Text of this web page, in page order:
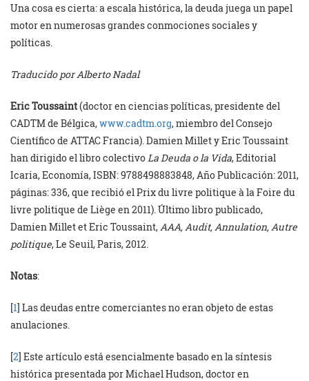
Una cosa es cierta: a escala histórica, la deuda juega un papel
motor en numerosas grandes conmociones sociales y
políticas.
Traducido por Alberto Nadal
Eric Toussaint(doctor en ciencias políticas, presidente del
CADTM de Bélgica,www.cadtm.org, miembro del Consejo
Científico de ATTAC Francia). Damien Millet y Eric Toussaint
han dirigido el libro colectivo La Deuda o la Vida, Editorial
Icaria, Economía, ISBN: 9788498883848, Año Publicación: 2011,
páginas: 336, que recibió el Prix du livre politique à la Foire du
livre politique de Liège en 2011). Último libro publicado,
Damien Millet et Eric Toussaint, AAA, Audit, Annulation, Autre
politique, Le Seuil, Paris, 2012.
Notas:
[1] Las deudas entre comerciantes no eran objeto de estas
anulaciones.
[2] Este artículo está esencialmente basado en la síntesis
histórica presentada por Michael Hudson, doctor en